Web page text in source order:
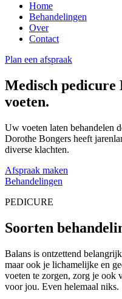
Home
Behandelingen
Over
Contact
Plan een afspraak
Medisch pedicure
voeten.
Uw voeten laten behandelen
Dorothe Bongers heeft
diverse klachten.
Afspraak maken
Behandelingen
PEDICURE
Soorten
Balans is ontzettend
maar ook je lichamelijke en
voeten te zorgen, zorg je ook
voor jou. Even helemaal niks.